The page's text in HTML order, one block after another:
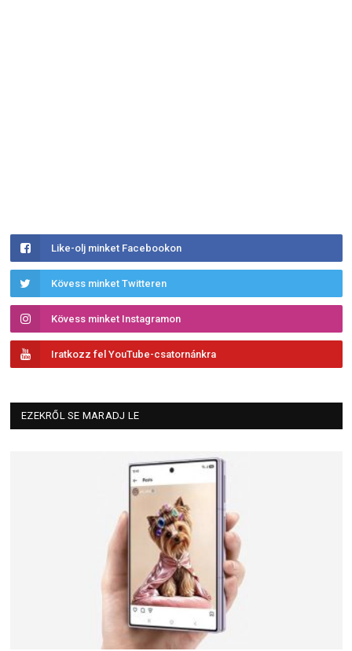
Like-olj minket Facebookon
Kövess minket Twitteren
Kövess minket Instagramon
Iratkozz fel YouTube-csatornánkra
EZEKRŐL SE MARADJ LE